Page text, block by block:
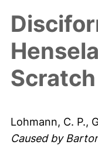
Lohmann, C. P.,
Caused by